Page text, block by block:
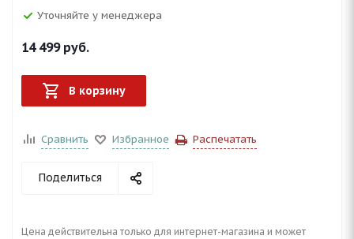
Уточняйте у менеджера
14 499руб.
В корзину
Сравнить Избранное Распечатать
Поделиться
Цена действительна только для интернет-магазина и может